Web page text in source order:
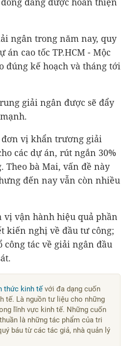
ngân trong năm nay, quy
án cao tốc TP.HCM - Mộc
đúng kế hoạch và tháng tới
giải ngân được sẽ đẩy
đơn vị khẩn trương giải
các dự án, rút ngắn 30%
Theo bà Mai, vấn đề này
đến nay vẫn còn nhiều
vị vận hành hiệu quả phần
kiến nghị về đầu tư công;
tác về giải ngân đầu
thức kinh tếvới đa dạng cuốn
tế. Là nguồn tư liệu cho những
lĩnh vực kinh tế. Những cuốn
là những tác phẩm của tri
báu từ các tác giả, nhà quản lý